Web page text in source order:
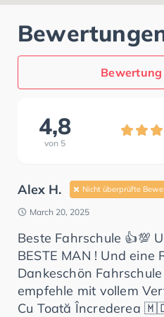
4,8
von 5
Alex H. Nicht überprüfte
March 20, 2025
Beste Fahrschule 👍💯
BESTE MAN ! Und eine
Dankeschön
empfehle mit vollem
Cu Toată Încrederea